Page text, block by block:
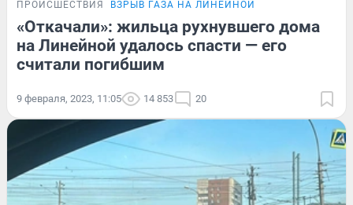
ПРОИСШЕСТВИЯ ВЗРЫВ ГАЗА НА ЛИНЕЙНОЙ
«Откачали»: жильца рухнувшего дома
на Линейной удалось спасти — его
считали погибшим
9 февраля, 2023, 11:05 14 853 20